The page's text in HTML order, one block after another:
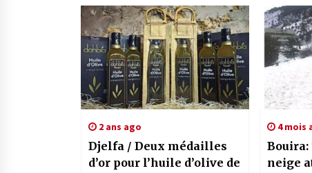
2 ans ago
Djelfa / Deux médailles
d’or pour l’huile d’olive de
4 mois
Bouira:
neige